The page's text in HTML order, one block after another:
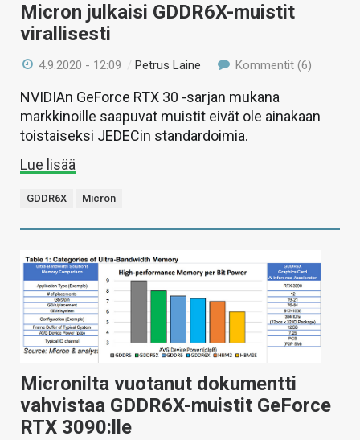
Micron julkaisi GDDR6X-muistit
virallisesti
4.9.2020 - 12:09 / Petrus Laine Kommentit (6)
NVIDIAn GeForce RTX 30 -sarjan mukana
markkinoille saapuvat muistit eivät ole ainakaan
toistaiseksi JEDECin standardoimia.
Lue lisää
GDDR6X Micron
Micronilta vuotanut dokumentti
vahvistaa GDDR6X-muistit GeForce
RTX 3090:lle